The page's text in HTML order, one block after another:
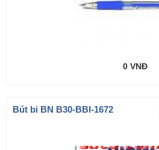
0 VNĐ
Bút bi BN B30-BBI-1672